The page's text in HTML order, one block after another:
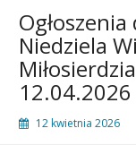
Niedziela
12.04.2026
12 kwietnia 2026